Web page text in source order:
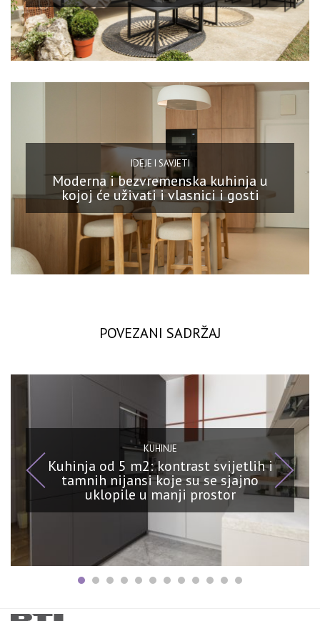
IDEJE I SAVJETI
Moderna i bezvremenska kuhinja u
kojoj će uživati i vlasnici i gosti
POVEZANI SADRŽAJ
KUHINJE
Kuhinja od 5 m2: kontrast svijetlih i
tamnih nijansi koje su se sjajno
uklopile u manji prostor